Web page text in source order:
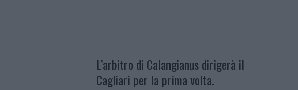
L’arbitro di Calangianus dirigerà il
Cagliari per la prima volta.